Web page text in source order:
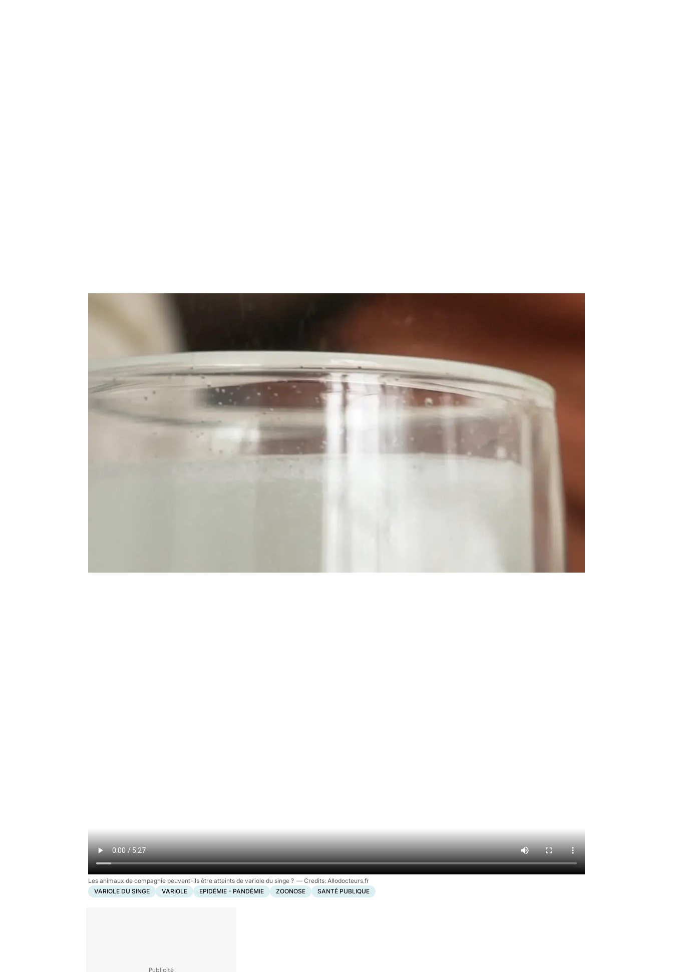
Les animaux de compagnie peuvent-ils être atteints de variole du singe ?
Allodocteurs.fr
VARIOLE DU SINGE
VARIOLE EPIDÉMIE - PANDÉMIE ZOONOSE SANTÉ PUBLIQUE